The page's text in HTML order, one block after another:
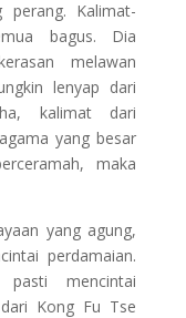
perang. Kalimat-
bagus. Dia
melawan
lenyap dari
kalimat dari
yang besar
maka
yang agung,
perdamaian.
mencintai
Kong Fu Tse